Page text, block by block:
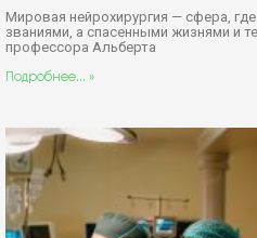
Мировая нейрохирургия — сфера,
званиями, а спасенными жизнями и
профессора Альберта
Подробнее... »